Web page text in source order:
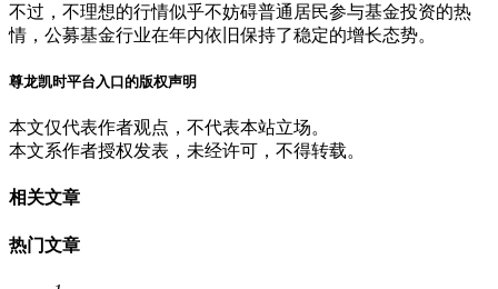
不过，不理想的行情似乎不妨碍普通居民参与基金投资的热
情，公募基金行业在年内依旧保持了稳定的增长态势。
尊龙凯时平台入口的版权声明
本文仅代表作者观点，不代表本站立场。
本文系作者授权发表，未经许可，不得转载。
相关文章
热门文章